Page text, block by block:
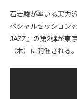
石若駿が率いる実力
ペシャルセッション
JAZZ』の第2弾が東
（木）に開催される。